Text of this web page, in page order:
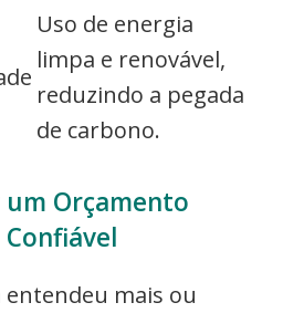
Uso de energia
limpa e renovável,
reduzindo a pegada
de carbono.
Orçamento
entendeu mais ou